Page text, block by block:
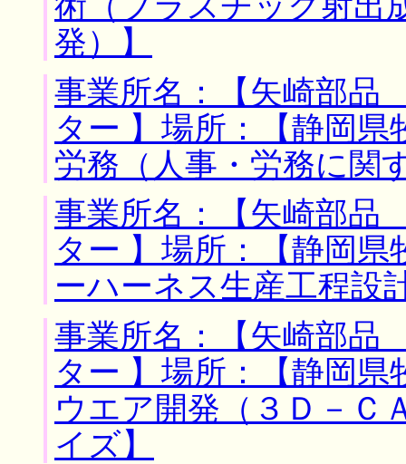
発）】
事業所名：【矢崎部
ター 】場所：【静岡
労務（人事・労務に関
事業所名：【矢崎部
ター 】場所：【静岡
ーハーネス生産工程設
事業所名：【矢崎部
ター 】場所：【静岡
ウエア開発（３Ｄ－Ｃ
イズ】